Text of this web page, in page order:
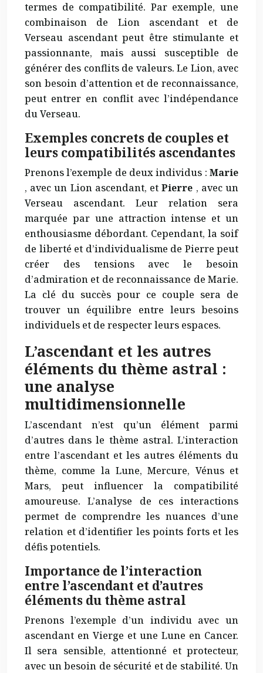
termes de compatibilité. Par exemple, une
combinaison de Lion ascendant et de
Verseau ascendant peut être stimulante et
passionnante, mais aussi susceptible de
générer des conflits de valeurs. Le Lion, avec
son besoin d’attention et de reconnaissance,
peut entrer en conflit avec l’indépendance
du Verseau.
Exemples concrets de couples et
leurs compatibilités ascendantes
Prenons l’exemple de deux individus : Marie
, avec un Lion ascendant, etPierre , avec un
Verseau ascendant. Leur relation sera
marquée par une attraction intense et un
enthousiasme débordant. Cependant, la soif
de liberté et d’individualisme de Pierre peut
créer des tensions avec le besoin
d’admiration et de reconnaissance de Marie.
La clé du succès pour ce couple sera de
trouver un équilibre entre leurs besoins
individuels et de respecter leurs espaces.
L’ascendant et les autres
éléments du thème astral :
une analyse
multidimensionnelle
L’ascendant n’est qu’un élément parmi
d’autres dans le thème astral. L’interaction
entre l’ascendant et les autres éléments du
thème, comme la Lune, Mercure, Vénus et
Mars, peut influencer la compatibilité
amoureuse. L’analyse de ces interactions
permet de comprendre les nuances d’une
relation et d’identifier les points forts et les
défis potentiels.
Importance de l’interaction
entre l’ascendant et d’autres
éléments du thème astral
Prenons l’exemple d’un individu avec un
ascendant en Vierge et une Lune en Cancer.
Il sera sensible, attentionné et protecteur,
avec un besoin de sécurité et de stabilité. Un